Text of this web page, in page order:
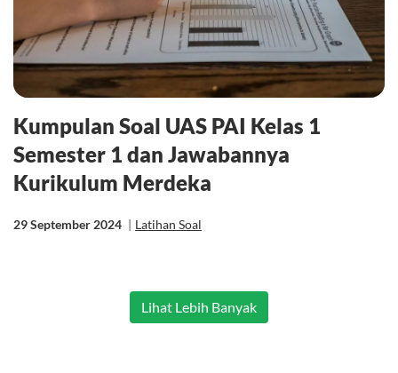
Kumpulan Soal UAS PAI Kelas 1
Semester 1 dan Jawabannya
Kurikulum Merdeka
29 September 2024 | Latihan Soal
Lihat Lebih Banyak